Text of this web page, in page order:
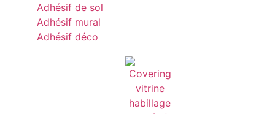
Adhésif de sol
Adhésif mural
Adhésif déco